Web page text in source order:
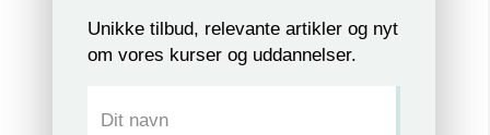
Unikke tilbud, relevante artikler og nyt
om vores kurser og uddannelser.
Dit navn